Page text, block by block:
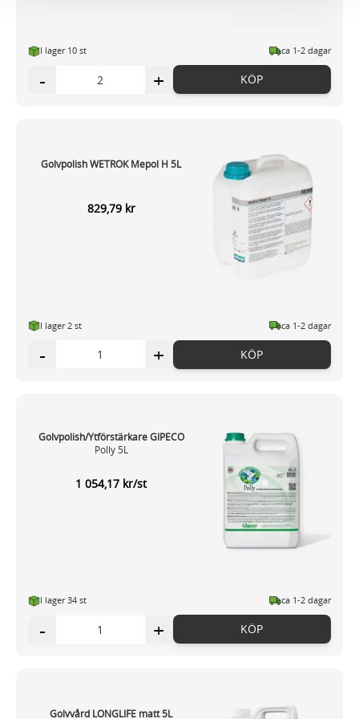
information som du har tillhandahållit eller som de har
samlat in när du har använt deras tjänster.
I lager 10 st ca 1-2 dagar
- + KÖP
Golvpolish WETROK Mepol H 5L
829,79 kr
I lager 2 st ca 1-2 dagar
- + KÖP
Golvpolish/Ytförstärkare GIPECO
Polly 5L
1 054,17 kr/st
I lager 34 st ca 1-2 dagar
- + KÖP
Golvvård LONGLIFE matt 5L